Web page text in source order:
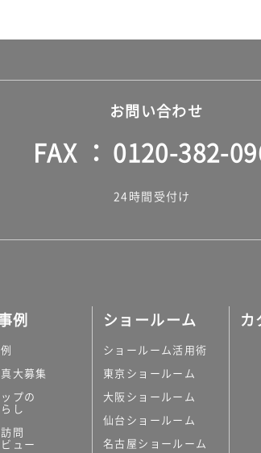
お問い合わせ
FAX 0120-382-
24時間受付け
例
大募集
プの
し
問
ュー
ショールーム
ショールーム活用術
東京ショールーム
大阪ショールーム
仙台ショールーム
名古屋ショールーム
カ